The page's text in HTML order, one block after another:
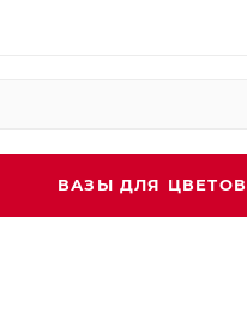
ВАЗЫ ДЛЯ ЦВЕТОВ